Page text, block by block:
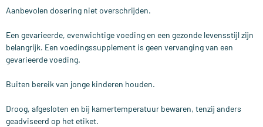
Aanbevolen dosering niet overschrijden.
Een gevarieerde, evenwichtige voeding en een gezonde levensstijl zijn
belangrijk. Een voedingssupplement is geen vervanging van een
gevarieerde voeding.
Buiten bereik van jonge kinderen houden.
Droog, afgesloten en bij kamertemperatuur bewaren, tenzij anders
geadviseerd op het etiket.